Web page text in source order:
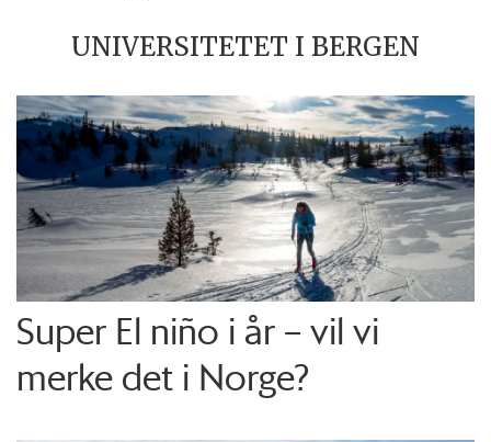
UNIVERSITETET I BERGEN
Super El niño i år – vil vi
merke det i Norge?